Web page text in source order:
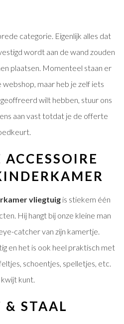
categorie. Eigenlijk alles dat
wordt aan de wand zouden
plaatsen. Momenteel staan er
maar heb je zelf iets
wilt hebben, stuur ons
aan vast totdat je de offerte
ACCESSOIRE
vliegtuigis stiekem één
Hij hangt bij onze kleine man
catcher van zijn kamertje.
en het is ook heel praktisch met
schoentjes, spelletjes, etc.
kunt.
& STAAL